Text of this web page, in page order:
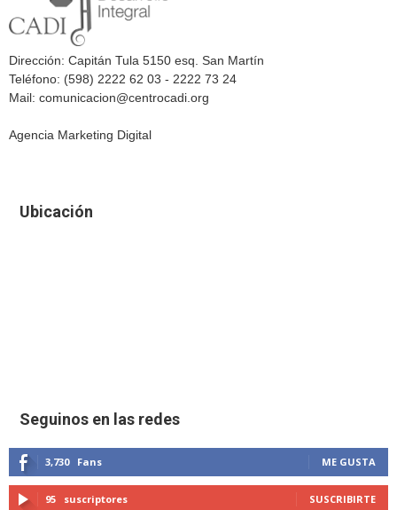
Dirección: Capitán Tula 5150 esq. San Martín
Teléfono: (598) 2222 62 03 - 2222 73 24
Mail: comunicacion@centrocadi.org
Agencia Marketing Digital
Ubicación
Seguinos en las redes
3,730 Fans ME GUSTA
95 suscriptores SUSCRIBIRTE